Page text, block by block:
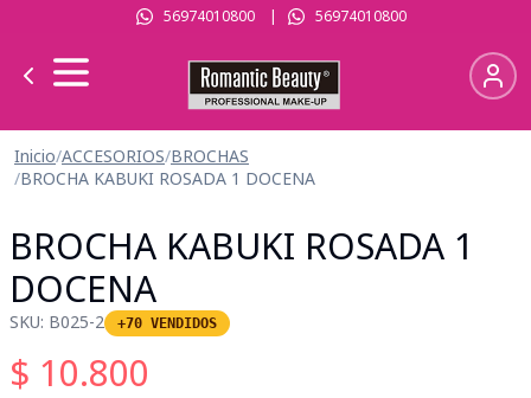
56974010800| 56974010800
Inicio/ACCESORIOS/BROCHAS
/BROCHA KABUKI ROSADA 1 DOCENA
BROCHA KABUKI ROSADA 1
DOCENA
SKU: B025-2 +70 VENDIDOS
$ 10.800